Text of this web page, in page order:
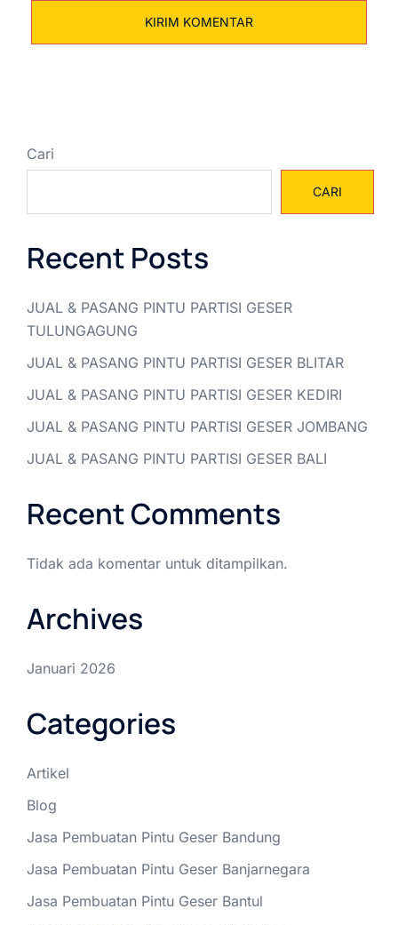
Cari
CARI
Recent Posts
JUAL & PASANG PINTU PARTISI GESER
TULUNGAGUNG
JUAL & PASANG PINTU PARTISI GESER BLITAR
JUAL & PASANG PINTU PARTISI GESER KEDIRI
JUAL & PASANG PINTU PARTISI GESER JOMBANG
JUAL & PASANG PINTU PARTISI GESER BALI
Recent Comments
Tidak ada komentar untuk ditampilkan.
Archives
Januari 2026
Categories
Artikel
Blog
Jasa Pembuatan Pintu Geser Bandung
Jasa Pembuatan Pintu Geser Banjarnegara
Jasa Pembuatan Pintu Geser Bantul